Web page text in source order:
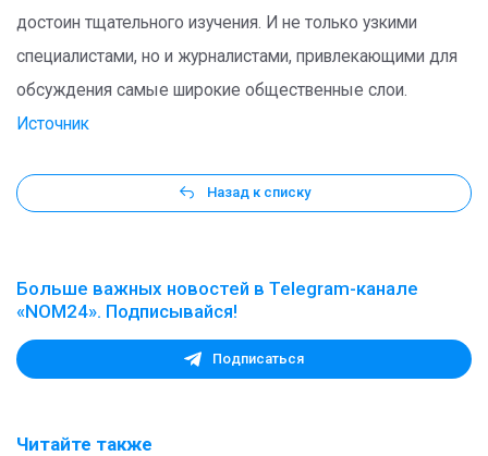
достоин тщательного изучения. И не только узкими
специалистами, но и журналистами, привлекающими для
обсуждения самые широкие общественные слои.
Источник
Назад к списку
Больше важных новостей в Telegram-канале
«NOM24». Подписывайся!
Подписаться
Читайте также